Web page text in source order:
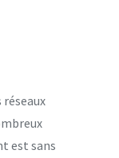
est sans